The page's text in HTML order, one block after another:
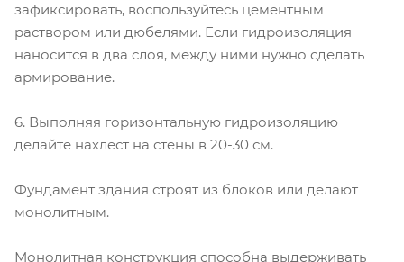
зафиксировать, воспользуйтесь цементным
раствором или дюбелями. Если гидроизоляция
наносится в два слоя, между ними нужно сделать
армирование.
6. Выполняя горизонтальную гидроизоляцию
делайте нахлест на стены в 20-30 см.
Фундамент здания строят из блоков или делают
монолитным.
Монолитная конструкция способна выдерживать